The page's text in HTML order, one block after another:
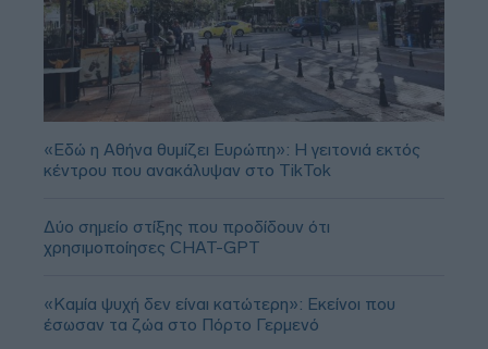
«Εδώ η Αθήνα θυμίζει Ευρώπη»: H γειτονιά εκτός
κέντρου που ανακάλυψαν στο TikTok
Δύο σημείο στίξης που προδίδουν ότι
χρησιμοποίησες CHAT-GPT
«Καμία ψυχή δεν είναι κατώτερη»: Εκείνοι που
έσωσαν τα ζώα στο Πόρτο Γερμενό